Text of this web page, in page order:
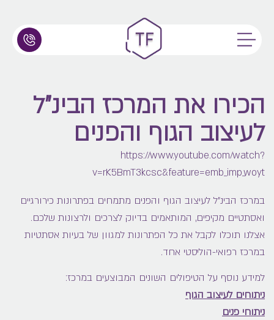
הכירו את המרכז הבינ"ל
לעיצוב הגוף והפנים
https://www.youtube.com/watch?
v=rK5BmT3kcsc&feature=emb_imp_woyt
במרכז הבינ"ל לעיצוב הגוף והפנים מתמחים בפתרונות כירורגיים
ואסתטיים מקיפים, המותאמים בדיוק לצרכים ולרצונות שלכם.
אצלנו תוכלו לקבל את כל הפתרונות למגוון של בעיות אסתטיות
במרכז רפואי-הוליסטי אחד.
למידע נוסף על הטיפולים השונים המבוצעים במרכז:
ניתוחים לעיצוב הגוף
ניתוחי פנים